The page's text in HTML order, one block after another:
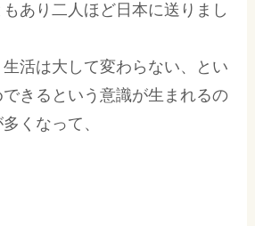
あり二人ほど日本に送りまし
活は大して変わらない、とい
きるという意識が生まれるの
くなって、